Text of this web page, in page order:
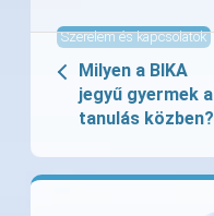
Szerelem és kapcsolatok
Milyen a BIKA
jegyű gyermek a
tanulás közben?